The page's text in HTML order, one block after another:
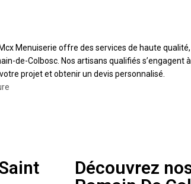
Menuiserie offre des services de haute
de-Colbosc. Nos artisans qualifiés s’engagent
projet et obtenir un devis personnalisé.
Découvrez